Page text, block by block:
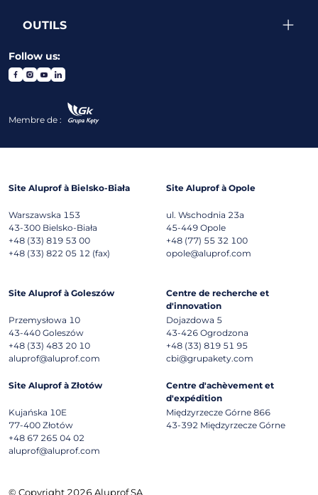
OUTILS
Follow us:
Membre de :
Site Aluprof à Bielsko-Biała
Warszawska 153
43-300 Bielsko-Biała
+48 (33) 819 53 00
+48 (33) 822 05 12 (fax)
Site Aluprof à Opole
ul. Wschodnia 23a
45-449 Opole
+48 (77) 55 32 100
opole@aluprof.com
Site Aluprof à Goleszów
Przemysłowa 10
43-440 Goleszów
+48 (33) 483 20 10
aluprof@aluprof.com
Centre de recherche et
d'innovation
Dojazdowa 5
43-426 Ogrodzona
+48 (33) 819 51 95
cbi@grupakety.com
Site Aluprof à Złotów
Kujańska 10E
77-400 Złotów
+48 67 265 04 02
aluprof@aluprof.com
Centre d'achèvement et
d'expédition
Międzyrzecze Górne 866
43-392 Międzyrzecze Górne
© Copyright 2026 Aluprof SA